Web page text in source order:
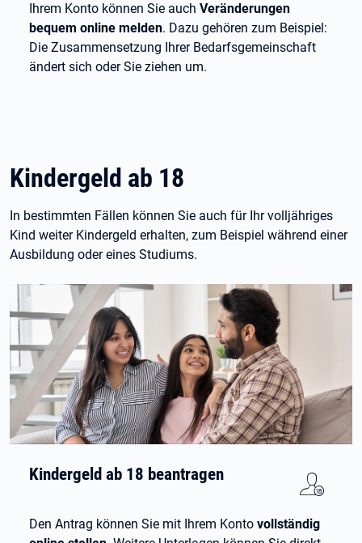
Ihrem Konto können Sie auch Veränderungen
bequem online melden. Dazu gehören zum Beispiel:
Die Zusammensetzung Ihrer Bedarfsgemeinschaft
ändert sich oder Sie ziehen um.
Kindergeld ab 18
In bestimmten Fällen können Sie auch für Ihr volljähriges
Kind weiter Kindergeld erhalten, zum Beispiel während einer
Ausbildung oder eines Studiums.
Kindergeld ab 18 beantragen
Den Antrag können Sie mit Ihrem Konto vollständig